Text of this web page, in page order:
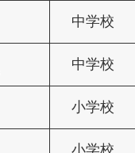
中学校
中学校
小学校